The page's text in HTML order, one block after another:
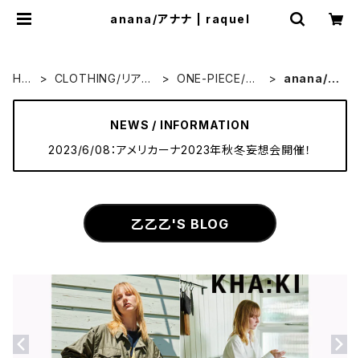
anana/アナナ | raquel
HO
CLOTHING/リアル
ONE-PIECE/ワ
anana/ア
NEWS / INFORMATION
2023/6/08：アメリカーナ2023年秋冬妄想会開催！
乙乙乙'S BLOG